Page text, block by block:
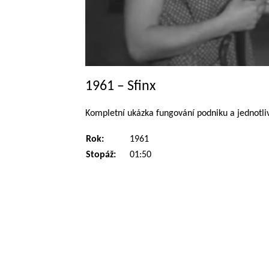
1961 – Sfinx
Kompletní ukázka fungování podniku a
Rok:
1961
Stopáž:
01:50